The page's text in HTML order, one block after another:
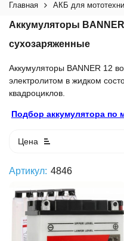
Главная АКБ для
Аккумуляторы
сухозаряженные
Аккумуляторы BANNER 12
электролитом в жидком
квадроциклов.
Подбор аккумулятора по
Цена
Артикул: 4846